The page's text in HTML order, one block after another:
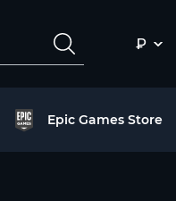
₽
Epic Games Store